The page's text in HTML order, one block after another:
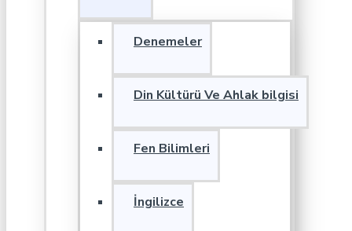
Denemeler
Din Kültürü Ve Ahlak bilgisi
Fen Bilimleri
İngilizce